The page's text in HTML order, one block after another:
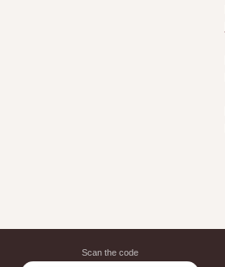
Scan the code